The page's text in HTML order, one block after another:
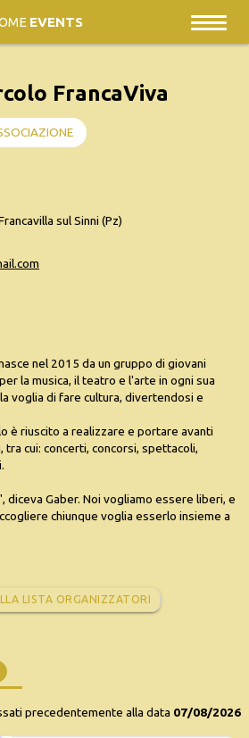
EVENTS
FrancaViva
sul Sinni (Pz)
nel 2015 da un gruppo di giovani
la musica, il teatro e l'arte in ogni sua
voglia di fare cultura, divertendosi e
è riuscito a realizzare e portare avanti
cui: concerti, concorsi, spettacoli,
diceva Gaber. Noi vogliamo essere liberi, e
chiunque voglia esserlo insieme a
LISTA ORGANIZZATORI
precedentemente alla data 07/08/2026